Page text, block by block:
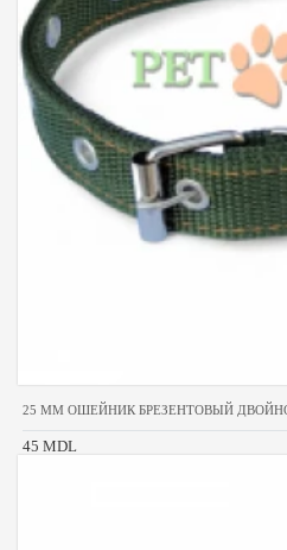
25 MM ОШЕЙНИК БРЕЗЕНТОВЫЙ
45 MDL